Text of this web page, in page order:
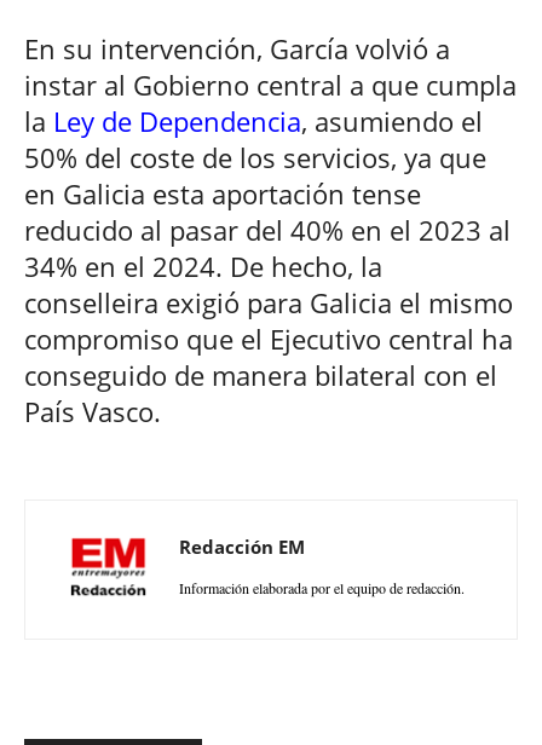
En su intervención, García volvió a
instar al Gobierno central a que cumpla
la Ley de Dependencia, asumiendo el
50% del coste de los servicios, ya que
en Galicia esta aportación tense
reducido al pasar del 40% en el 2023 al
34% en el 2024. De hecho, la
conselleira exigió para Galicia el mismo
compromiso que el Ejecutivo central ha
conseguido de manera bilateral con el
País Vasco.
Redacción EM
Información elaborada por el equipo de redacción.